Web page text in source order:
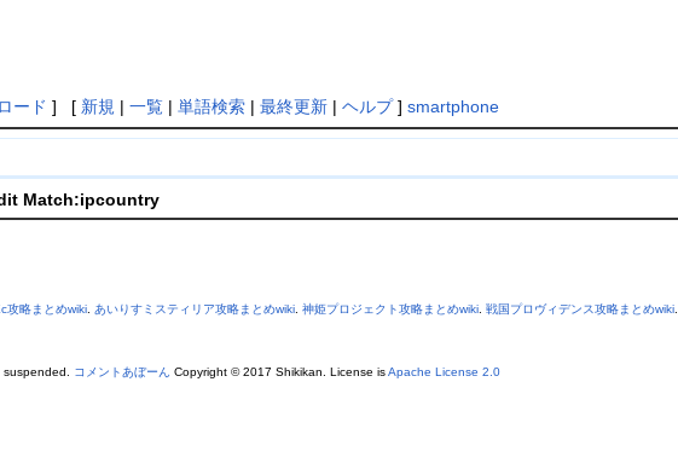
ード ] [ 新規 | 一覧| 単語検索| 最終更新| ヘルプ] smartphone
Match:ipcountry
攻略まとめwiki. あいりすミスティリア攻略まとめwiki. 神姫プロジェクト攻略まとめwiki. 戦国プロヴィデンス攻略まとめwiki.
suspended. コメントあぼーん Copyright © 2017 Shikikan. License isApache License 2.0